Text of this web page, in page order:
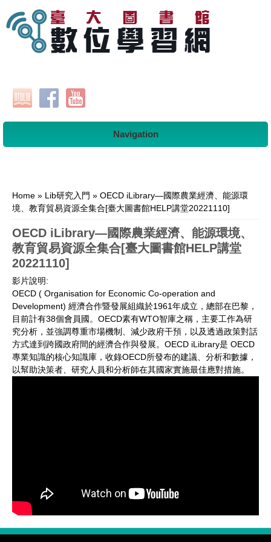
Navigation
Home » Lib研究入門 » OECD iLibrary—國際農業經濟、能源環
境、教育貿易資源全集合[臺大圖書館HELP講堂20221110]
OECD iLibrary—國際農業經濟、能源環境、
教育貿易資源全集合[臺大圖書館HELP講堂
20221110]
影片說明:
OECD ( Organisation for Economic Co-operation and
Development) 經濟合作暨發展組織於1961年成立，總部在巴黎，
目前計有38個會員國。OECD素有WTO智庫之稱，主要工作為研
究分析，並強調尊重市場機制、減少政府干預，以及透過政策對話
方式達到跨國政府間的經濟合作與發展。OECD iLibrary是 OECD
專業知識的核心知識庫，收錄OECD所發布的建議、分析和數據，
以幫助決策者、研究人員和分析師在其國家實施最佳應對措施。